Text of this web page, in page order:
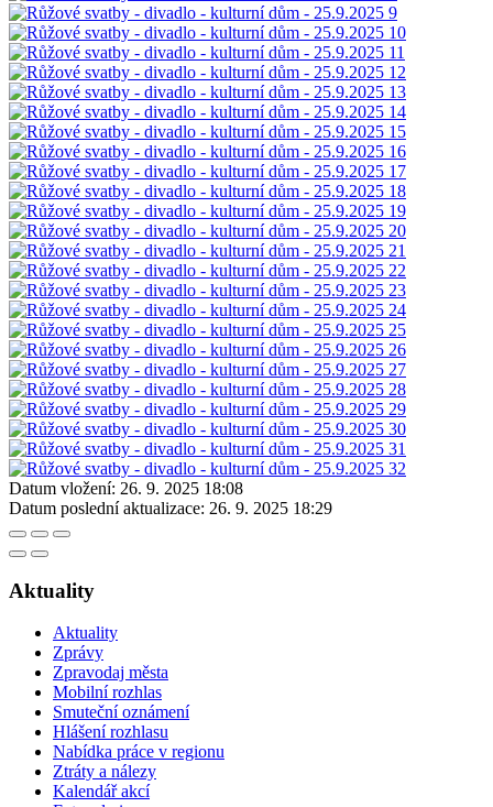
Datum vložení: 26. 9. 2025 18:08
Datum poslední aktualizace: 26. 9. 2025 18:29
Aktuality
Aktuality
Zprávy
Zpravodaj města
Mobilní rozhlas
Smuteční oznámení
Hlášení rozhlasu
Nabídka práce v regionu
Ztráty a nálezy
Kalendář akcí